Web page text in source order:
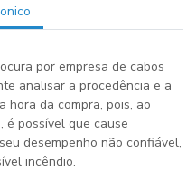
por empresa de cabos
analisar a procedência e a
hora da compra, pois, ao
é possível que cause
desempenho não confiável,
incêndio.